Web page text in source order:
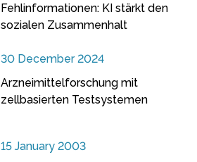
Fehlinformationen: KI stärkt den
sozialen Zusammenhalt
30 December 2024
Arzneimittelforschung mit
zellbasierten Testsystemen
15 January 2003